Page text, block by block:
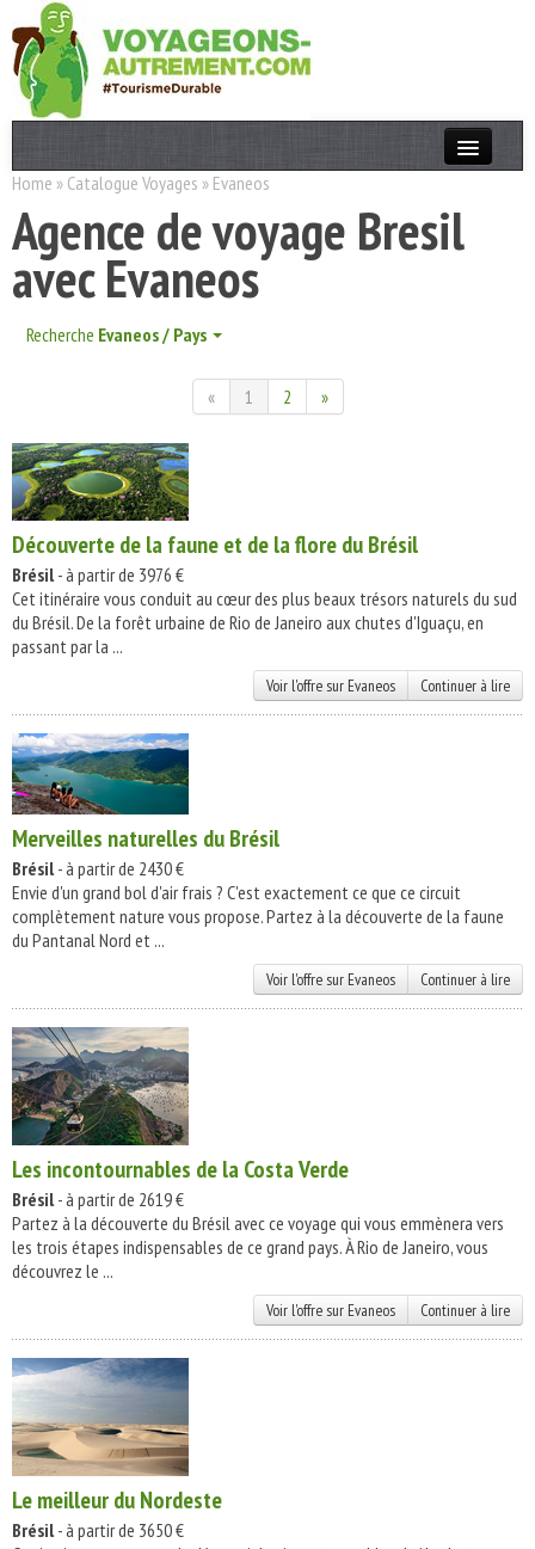
Actualités
T. Responsable
Destinations
Acteurs
Home » Catalogue Voyages » Evaneos
Agence de voyage Bresil
avec Evaneos
Recherche Evaneos / Pays
« 1 2 »
Découverte de la faune et de la flore du Brésil
Brésil- à partir de 3976 €
Cet itinéraire vous conduit au cœur des plus beaux trésors naturels du sud
du Brésil. De la forêt urbaine de Rio de Janeiro aux chutes d'Iguaçu, en
passant par la ...
Voir l'offre sur Evaneos Continuer à lire
Merveilles naturelles du Brésil
Brésil- à partir de 2430 €
Envie d'un grand bol d'air frais ? C'est exactement ce que ce circuit
complètement nature vous propose. Partez à la découverte de la faune
du Pantanal Nord et ...
Voir l'offre sur Evaneos Continuer à lire
Les incontournables de la Costa Verde
Brésil- à partir de 2619 €
Partez à la découverte du Brésil avec ce voyage qui vous emmènera vers
les trois étapes indispensables de ce grand pays. À Rio de Janeiro, vous
découvrez le ...
Voir l'offre sur Evaneos Continuer à lire
Le meilleur du Nordeste
Brésil- à partir de 3650 €